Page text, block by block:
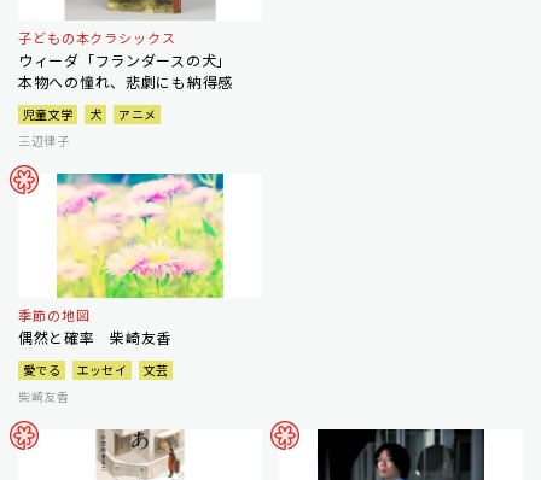
子どもの本クラシックス
ウィーダ「フランダースの犬」
本物への憧れ、悲劇にも納得感
児童文学 犬
アニメ
三辺律子
季節の地図
偶然と確率 柴崎友香
愛でる エッセイ
文芸
柴崎友香